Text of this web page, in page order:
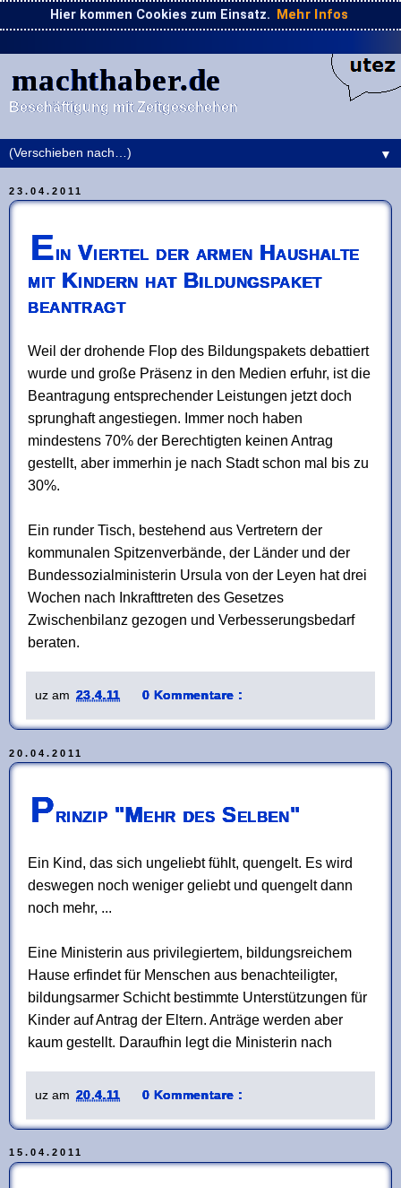
Hier kommen Cookies zum Einsatz. Mehr Infos
machthaber.de
Beschäftigung mit Zeitgeschehen
▼
23.04.2011
Ein Viertel der armen Haushalte
mit Kindern hat Bildungspaket
beantragt
Weil der drohende Flop des Bildungspakets debattiert
wurde und große Präsenz in den Medien erfuhr, ist die
Beantragung entsprechender Leistungen jetzt doch
sprunghaft angestiegen. Immer noch haben
mindestens 70% der Berechtigten keinen Antrag
gestellt, aber immerhin je nach Stadt schon mal bis zu
30%.
Ein runder Tisch, bestehend aus Vertretern der
kommunalen Spitzenverbände, der Länder und der
Bundessozialministerin Ursula von der Leyen hat drei
Wochen nach Inkrafttreten des Gesetzes
Zwischenbilanz gezogen und Verbesserungsbedarf
beraten.
uz am 23.4.11 0 Kommentare :
20.04.2011
Prinzip "Mehr des Selben"
Ein Kind, das sich ungeliebt fühlt, quengelt. Es wird
deswegen noch weniger geliebt und quengelt dann
noch mehr, ...
Eine Ministerin aus privilegiertem, bildungsreichem
Hause erfindet für Menschen aus benachteiligter,
bildungsarmer Schicht bestimmte Unterstützungen für
Kinder auf Antrag der Eltern. Anträge werden aber
kaum gestellt. Daraufhin legt die Ministerin nach
uz am 20.4.11 0 Kommentare :
15.04.2011